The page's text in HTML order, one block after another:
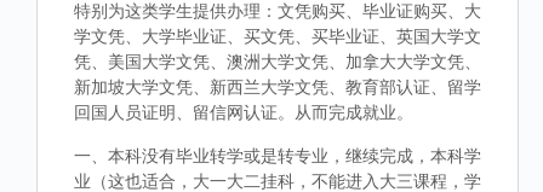
特别为这类学生提供办理：文凭购买、毕业证购买、大
学文凭、大学毕业证、买文凭、买毕业证、英国大学文
凭、美国大学文凭、澳洲大学文凭、加拿大大学文凭、
新加坡大学文凭、新西兰大学文凭、教育部认证、留学
回国人员证明、留信网认证。从而完成就业。
一、本科没有毕业转学或是转专业，继续完成，本科学
业（这也适合，大一大二挂科，不能进入大三课程，学